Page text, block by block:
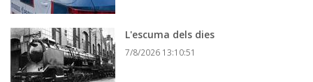
L'escuma dels dies
7/8/2026 13:10:51